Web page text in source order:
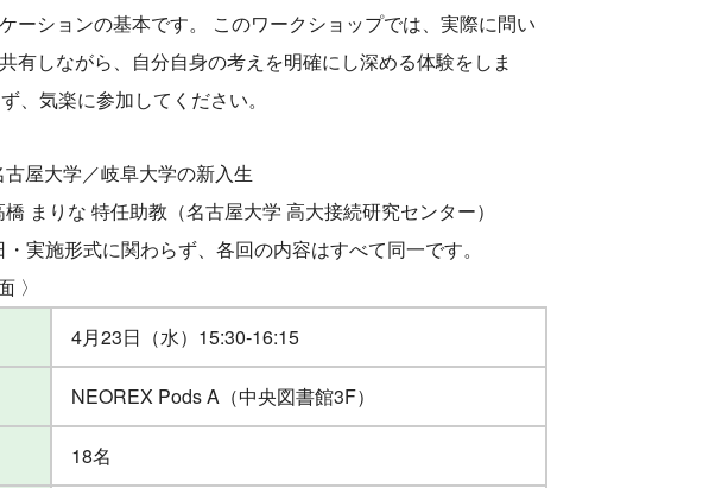
ーションの基本です。 このワークショップでは、実際に問い
有しながら、自分自身の考えを明確にし深める体験をしま
、気楽に参加してください。
古屋大学／岐阜大学の新入生
まりな 特任助教（名古屋大学 高大接続研究センター）
実施形式に関わらず、各回の内容はすべて同一です。
〉
4月23日（水）15:30-16:15
NEOREX Pods A（中央図書館3F）
18名